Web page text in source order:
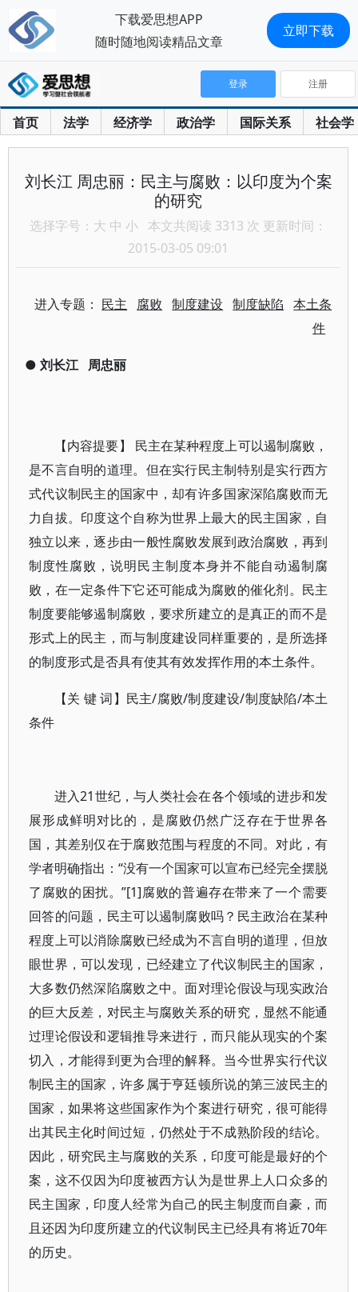
首页 法学 经济学 政治学 国际关系 社会学
登录 注册
刘长江 周忠丽：民主与腐败：以印度为个案
的研究
选择字号： 大 中 小 本文共阅读 3313 次 更新时间：
2015-03-05 09:01
进入专题： 民主 腐败 制度建设 制度缺陷
本土条
件
● 刘长江 周忠丽
【内容提要】 民主在某种程度上可以遏制腐败，
是不言自明的道理。但在实行民主制特别是实行西方
式代议制民主的国家中，却有许多国家深陷腐败而无
力自拔。印度这个自称为世界上最大的民主国家，自
独立以来，逐步由一般性腐败发展到政治腐败，再到
制度性腐败，说明民主制度本身并不能自动遏制腐
败，在一定条件下它还可能成为腐败的催化剂。民主
制度要能够遏制腐败，要求所建立的是真正的而不是
形式上的民主，而与制度建设同样重要的，是所选择
的制度形式是否具有使其有效发挥作用的本土条件。
【关 键 词】民主/腐败/制度建设/制度缺陷/本土
条件
进入21世纪，与人类社会在各个领域的进步和发
展形成鲜明对比的，是腐败仍然广泛存在于世界各
国，其差别仅在于腐败范围与程度的不同。对此，有
学者明确指出：“没有一个国家可以宣布已经完全摆脱
了腐败的困扰。”[1]腐败的普遍存在带来了一个需要
回答的问题，民主可以遏制腐败吗？民主政治在某种
程度上可以消除腐败已经成为不言自明的道理，但放
眼世界，可以发现，已经建立了代议制民主的国家，
大多数仍然深陷腐败之中。面对理论假设与现实政治
的巨大反差，对民主与腐败关系的研究，显然不能通
过理论假设和逻辑推导来进行，而只能从现实的个案
切入，才能得到更为合理的解释。当今世界实行代议
制民主的国家，许多属于亨廷顿所说的第三波民主的
国家，如果将这些国家作为个案进行研究，很可能得
出其民主化时间过短，仍然处于不成熟阶段的结论。
因此，研究民主与腐败的关系，印度可能是最好的个
案，这不仅因为印度被西方认为是世界上人口众多的
民主国家，印度人经常为自己的民主制度而自豪，而
且还因为印度所建立的代议制民主已经具有将近70年
的历史。
下载爱思想APP
随时随地阅读精品文章
立即下载